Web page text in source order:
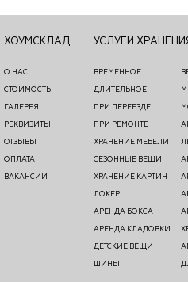
ХОУМСКЛАД
О НАС
СТОИМОСТЬ
ГАЛЕРЕЯ
РЕКВИЗИТЫ
ОТЗЫВЫ
ОПЛАТА
ВАКАНСИИ
УСЛУГИ
ВРЕМЕННОЕ
ДЛИТЕЛЬНОЕ
ПРИ ПЕРЕЕЗДЕ
ПРИ РЕМОНТЕ
ХРАНЕНИЕ МЕБЕЛИ
СЕЗОННЫЕ ВЕЩИ
ХРАНЕНИЕ КАРТИН
ЛОКЕР
АРЕНДА БОКСА
АРЕНДА КЛАДОВКИ
ДЕТСКИЕ ВЕЩИ
ШИНЫ